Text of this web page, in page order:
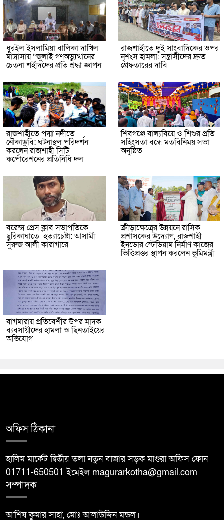
ধুরইল ইসলামিয়া বালিকা দাখিল
মাদ্রাসায় “জুলাই গণঅভ্যুত্থানের
চেতনা শহীদদের প্রতি শ্রদ্ধা জ্ঞাপন
রাজশাহীতে দুই সাংবাদিকের ওপর
নৃশংস হামলা: সন্ত্রাসীদের দ্রুত
গ্রেফতারের দাবি
রাজশাহীতে পদ্মা নদীতে
নৌকাডুবি: ঘটনাস্থল পরিদর্শন
করলেন রাজশাহী সিটি
কর্পোরেশনের প্রতিনিধি দল
শিবগঞ্জে বাল্যবিয়ে ও শিশুর প্রতি
সহিংসতা বন্ধে মতবিনিময় সভা
অনুষ্ঠিত
বরেন্দ্র প্রেস ক্লাব সভাপতিকে
ছুরিকাঘাতে হত্যাচেষ্টা: আসামী
সুরুজ আলী কারাগারে
ক্রীড়াক্ষেত্রের উন্নয়নে রাসিক
প্রশাসকের উদ্যোগ, রাজশাহী
ইনডোর স্টেডিয়াম নির্মাণ কাজের
ভিত্তিপ্রস্তর স্থাপন করলেন ভূমিমন্ত্রী
বাগমারায় প্রতিবেশীর উপর মাদক
ব্যবসায়ীদের হামলা ও ছিনতাইয়ের
অভিযোগ
অফিস ঠিকানা
হালিম মার্কেট দ্বিতীয় তলা নতুন বাজার সড়ক মাগুরা অফিস ফোন
01711-650501 ইমেইল magurarkotha@gmail.com
সম্পাদক
আশিষ কুমার সাহা, মোঃ আলাউদ্দিন মন্ডল।